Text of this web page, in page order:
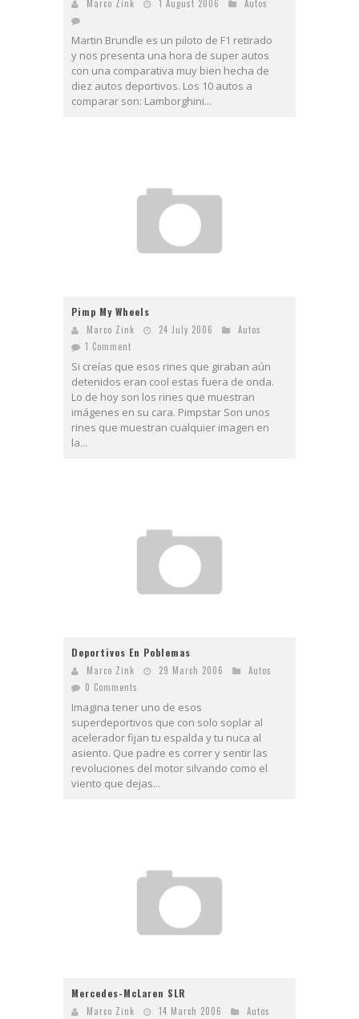
Marco Zink 1 August 2006 Autos
Martin Brundle es un piloto de F1 retirado
y nos presenta una hora de super autos
con una comparativa muy bien hecha de
diez autos deportivos. Los 10 autos a
comparar son: Lamborghini...
Pimp My Wheels
Marco Zink 24 July 2006
Autos
1 Comment
Si creías que esos rines que giraban aún
detenidos eran cool estas fuera de onda.
Lo de hoy son los rines que muestran
imágenes en su cara. Pimpstar Son unos
rines que muestran cualquier imagen en
la...
Deportivos En Poblemas
Marco Zink 29 March 2006
Autos
0 Comments
Imagina tener uno de esos
superdeportivos que con solo soplar al
acelerador fijan tu espalda y tu nuca al
asiento. Que padre es correr y sentir las
revoluciones del motor silvando como el
viento que dejas...
Mercedes-McLaren SLR
Marco Zink 14 March 2006
Autos